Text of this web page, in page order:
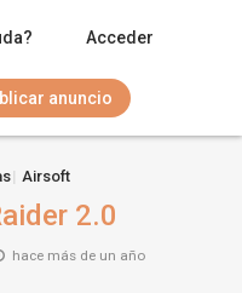
Acceder
anuncio
Airsoft
2.0
hace más de un año